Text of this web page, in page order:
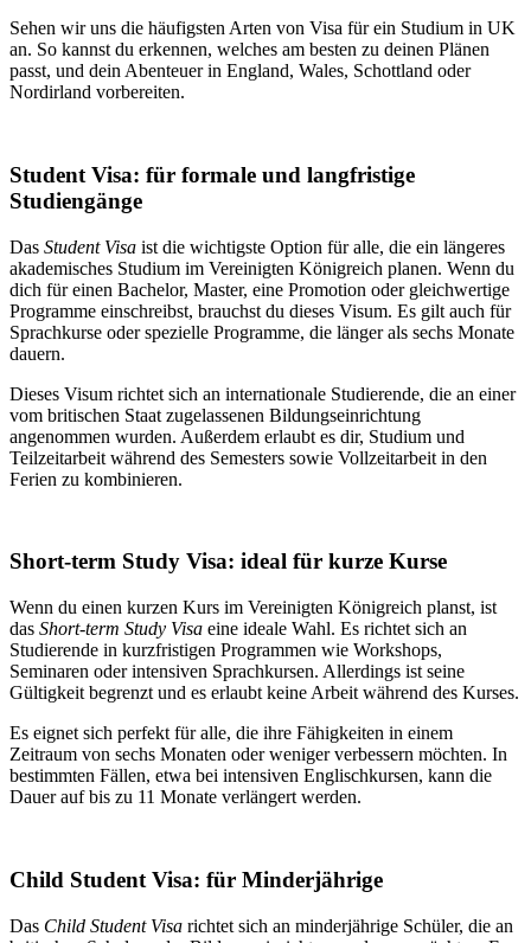
Sehen wir uns die häufigsten Arten von Visa für ein Studium in UK
an. So kannst du erkennen, welches am besten zu deinen Plänen
passt, und dein Abenteuer in England, Wales, Schottland oder
Nordirland vorbereiten.
Student Visa: für formale und langfristige
Studiengänge
Das Student Visa ist die wichtigste Option für alle, die ein längeres
akademisches Studium im Vereinigten Königreich planen. Wenn du
dich für einen Bachelor, Master, eine Promotion oder gleichwertige
Programme einschreibst, brauchst du dieses Visum. Es gilt auch für
Sprachkurse oder spezielle Programme, die länger als sechs Monate
dauern.
Dieses Visum richtet sich an internationale Studierende, die an einer
vom britischen Staat zugelassenen Bildungseinrichtung
angenommen wurden. Außerdem erlaubt es dir, Studium und
Teilzeitarbeit während des Semesters sowie Vollzeitarbeit in den
Ferien zu kombinieren.
Short-term Study Visa: ideal für kurze Kurse
Wenn du einen kurzen Kurs im Vereinigten Königreich planst, ist
das Short-term Study Visa eine ideale Wahl. Es richtet sich an
Studierende in kurzfristigen Programmen wie Workshops,
Seminaren oder intensiven Sprachkursen. Allerdings ist seine
Gültigkeit begrenzt und es erlaubt keine Arbeit während des Kurses.
Es eignet sich perfekt für alle, die ihre Fähigkeiten in einem
Zeitraum von sechs Monaten oder weniger verbessern möchten. In
bestimmten Fällen, etwa bei intensiven Englischkursen, kann die
Dauer auf bis zu 11 Monate verlängert werden.
Child Student Visa: für Minderjährige
Das Child Student Visa richtet sich an minderjährige Schüler, die an